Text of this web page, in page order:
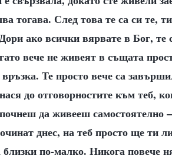
тогава. След това те са си те,
ако всички вярвате в Бог,
вече не живеят в същата
Те просто вече са
до отговорностите към теб,
да живееш
днес, на теб просто ще ти
близки по-малко. Никога повече